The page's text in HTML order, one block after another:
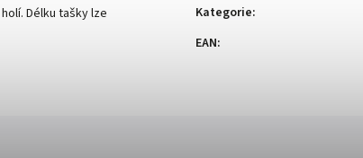
Délku tašky lze
Kategorie:
EAN: